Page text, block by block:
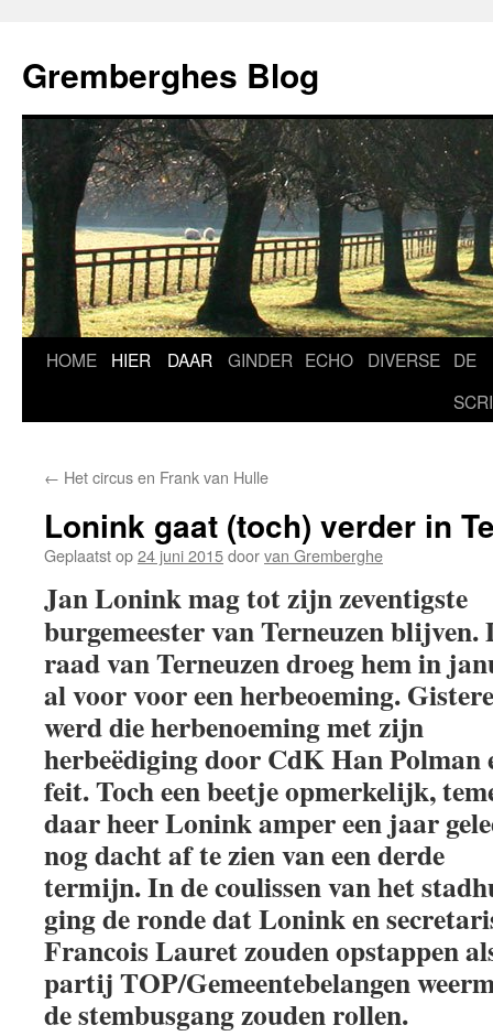
de
inhoud
Gremberghes Blog
HOME HIER DAAR GINDER ECHO DIVERSE DE
← Het circus en Frank van Hulle
Lonink gaat (toch) verder in
Geplaatst op24 juni 2015doorvan Gremberghe
Jan Lonink mag tot zijn zeventigste
burgemeester van Terneuzen blijven.
raad van Terneuzen droeg hem in
al voor voor een herbeoeming.
werd die herbenoeming met zijn
herbeëdiging door CdK Han Polman
feit. Toch een beetje opmerkelijk,
daar heer Lonink amper een jaar
nog dacht af te zien van een derde
termijn. In de coulissen van het
ging de ronde dat Lonink en
Francois Lauret zouden opstappen
partij TOP/Gemeentebelangen
de stembusgang zouden rollen.